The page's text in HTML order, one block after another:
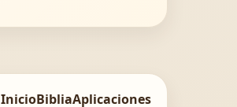
InicioBibliaAplicaciones